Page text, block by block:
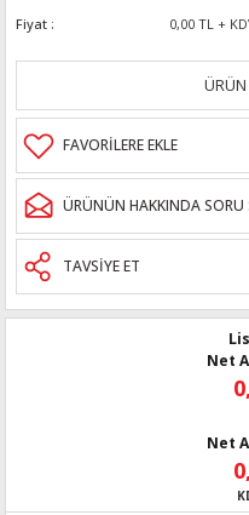
Fiyat
0,00 TL +
ÜRÜN
ÜRÜNÜN HAKKINDA SORU
TAVSİYE ET
Net
Net